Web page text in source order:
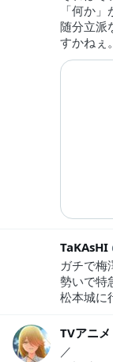
「何か
随分立派
すかねぇ。
TaKAsHI
ガチで梅
勢いで特
松本城に
／